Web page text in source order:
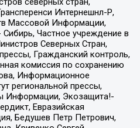
Интернешнл-Р,
Массовой Информации,
Сибирь, Частное учреждение в
Северных Стран,
Гражданский контроль,
комиссия по сохранению
Информационное
региональной прессы,
Информации, Экозащита!-
Евразийская
Бедушев Петр Петрович,